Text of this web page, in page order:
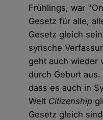
Frühlings, war
Gesetz für alle,
Gesetz gleich
syrische
geht auch wieder
durch Geburt
dass es auch in
Welt Citizenship
Gesetz gleich